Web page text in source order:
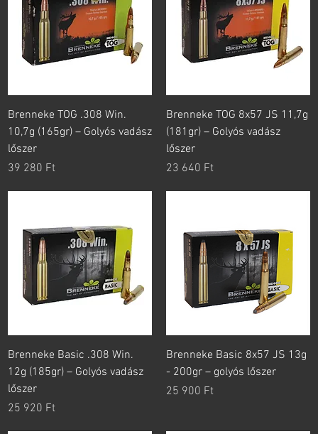
Brenneke TOG .308 Win.
10,7g (165gr) – Golyós vadász
lőszer
Ár
39 280 Ft
Brenneke TOG 8x57 JS 11,7g
(181gr) – Golyós vadász
lőszer
Ár
23 640 Ft
Brenneke Basic .308 Win.
12g (185gr) – Golyós vadász
lőszer
Ár
25 920 Ft
Brenneke Basic 8x57 JS 13g
- 200gr – golyós lőszer
Ár
25 900 Ft